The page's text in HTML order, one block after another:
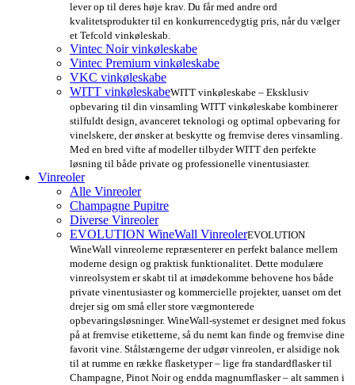
lever op til deres høje krav. Du får med andre ord
kvalitetsprodukter til en konkurrencedygtig pris, når du vælger
et Tefcold vinkøleskab.
Vintec Noir vinkøleskabe
Vintec Premium vinkøleskabe
VKC vinkøleskabe
WITT vinkøleskabeWITT vinkøleskabe – Eksklusiv
opbevaring til din vinsamling WITT vinkøleskabe kombinerer
stilfuldt design, avanceret teknologi og optimal opbevaring for
vinelskere, der ønsker at beskytte og fremvise deres vinsamling.
Med en bred vifte af modeller tilbyder WITT den perfekte
løsning til både private og professionelle vinentusiaster.
Vinreoler
Alle Vinreoler
Champagne Pupitre
Diverse Vinreoler
EVOLUTION WineWall VinreolerEVOLUTION
WineWall vinreolerne repræsenterer en perfekt balance mellem
moderne design og praktisk funktionalitet. Dette modulære
vinreolsystem er skabt til at imødekomme behovene hos både
private vinentusiaster og kommercielle projekter, uanset om det
drejer sig om små eller store vægmonterede
opbevaringsløsninger. WineWall-systemet er designet med fokus
på at fremvise etiketterne, så du nemt kan finde og fremvise dine
favorit vine. Stålstængerne der udgør vinreolen, er alsidige nok
til at rumme en række flasketyper – lige fra standardflasker til
Champagne, Pinot Noir og endda magnumflasker – alt sammen i